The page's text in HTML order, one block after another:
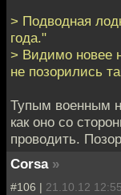
> Подводная
года."
> Видимо новее
не позорились
Тупым военным
как оно со
проводить.
Corsa »
#106 | 21.10.12 12:55